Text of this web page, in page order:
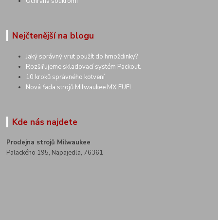
Nejčtenější na blogu
Jaký správný vrut použít do hmoždinky?
Rozšiřujeme skladovací systém Packout.
10 kroků správného kotvení
Nová řada strojů Milwaukee MX FUEL
Kde nás najdete
Prodejna strojů Milwaukee
Palackého 195, Napajedla, 76361